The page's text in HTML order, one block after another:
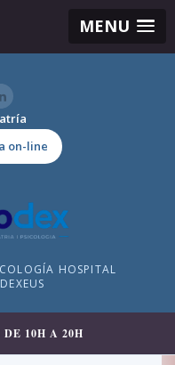
MENU
on-line
HOSPITAL
10H A 20H